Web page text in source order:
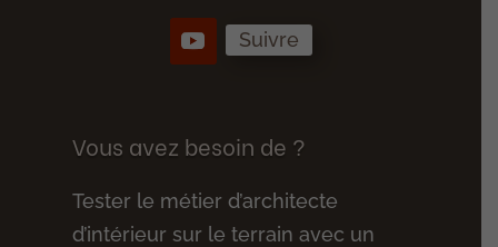
Suivre
Vous avez besoin de ?
Tester le métier d’architecte
d’intérieur sur le terrain avec un